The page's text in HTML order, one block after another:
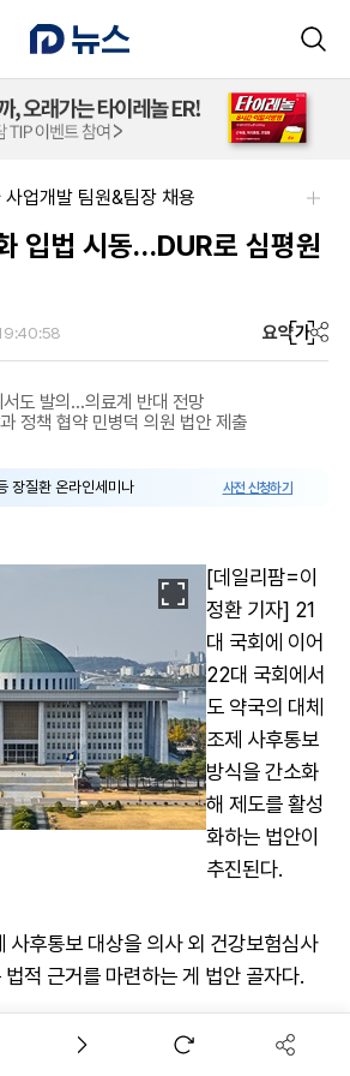
업개발 팀원&팀장 채용
입법 시동…DUR로 심평원
요약가
도 발의…의료계 반대 전망
정책 협약 민병덕 의원 법안 제출
장질환 온라인세미나 사전 신청하기
[데일리팜=이
정환 기자] 21
대 국회에 이어
22대 국회에서
도 약국의 대체
조제 사후통보
방식을 간소화
해 제도를 활성
화하는 법안이
추진된다.
사후통보 대상을 의사 외 건강보험심사
적 근거를 마련하는 게 법안 골자다.
료계 반발이 큰 법안으로, 발의 이후 실제
의될 수 있을지 시선이 모인다.